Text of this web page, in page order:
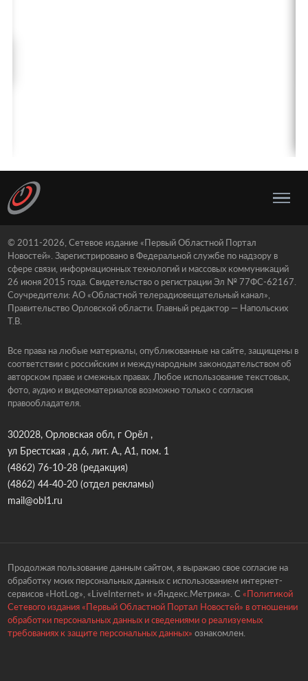
© 2011-2026, Сетевое издание «Первый Областной Портал
Новостей». Зарегистрировано в Федеральной службе по надзору в
сфере связи, информационных технологий и массовых коммуникаций
26 июня 2015 года. Свидетельство о регистрации Эл № 77ФС-62167.
Соучредители: АО «Областной телерадиовещательный канал»,
Правительство Орловской области. Главный редактор — Напольских
Т.В.
Все права на любые материалы, опубликованные на сайте, защищены в
соответствии с российским и международным законодательством об
авторском праве и смежных правах. Любое использование текстовых,
фото, аудио и видеоматериалов возможно только с согласия
правообладателя.
302028, Орловская обл, г Орёл ,
ул Брестская , д.6, лит. А., А1, пом. 1
(4862) 76-10-28(редакция)
(4862) 44-40-20(отдел рекламы)
mail@obl1.ru
Продолжая пользование данным сайтом, я выражаю свое согласие на
обработку моих персональных данных с использованием интернет-
сервисов «HotLog», «LiveInternet» и «Яндекс.Метрика». С «Политикой
Сетевого издания «Первый Областной Портал Новостей» в отношении
обработки персональных данных и сведениями о реализуемых
требованиях к защите персональных данных» ознакомлен.